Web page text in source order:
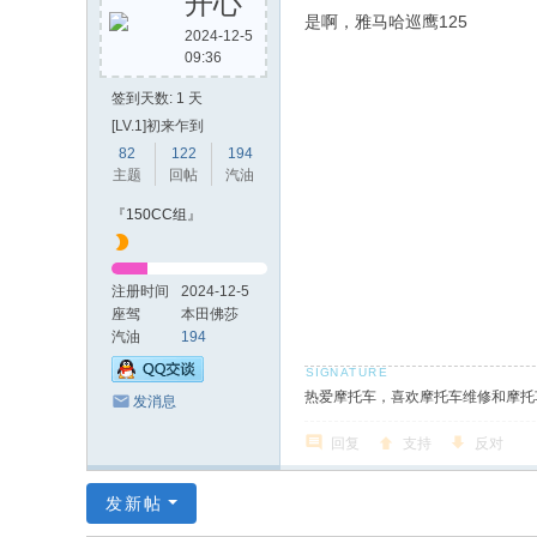
2024-12-5
09:36
签到天数: 1 天
[LV.1]初来乍到
82
主题
122
回帖
194
汽油
『150CC组』
注册时间
2024-12-5
座驾
本田佛莎
NSS350
汽油 194
发消息
是啊，雅马哈巡鹰125
热爱摩托车，喜欢摩托车维修和摩
回复 支持 反对
发新帖